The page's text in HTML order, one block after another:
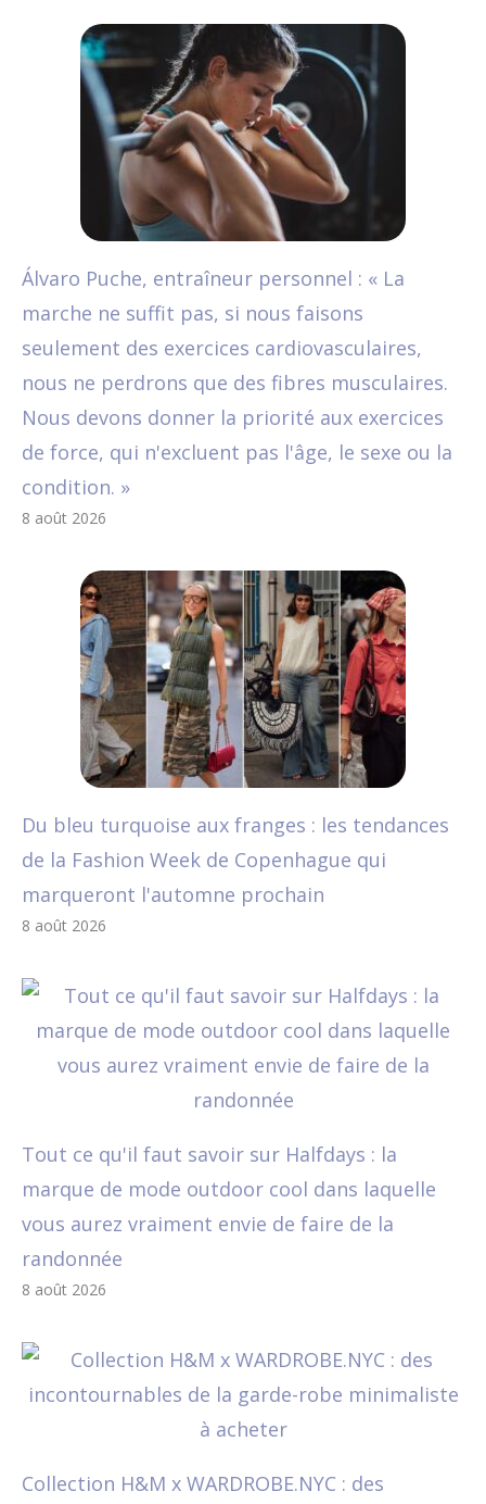
Álvaro Puche, entraîneur personnel : « La
marche ne suffit pas, si nous faisons
seulement des exercices cardiovasculaires,
nous ne perdrons que des fibres musculaires.
Nous devons donner la priorité aux exercices
de force, qui n'excluent pas l'âge, le sexe ou la
condition. »
8 août 2026
Du bleu turquoise aux franges : les tendances
de la Fashion Week de Copenhague qui
marqueront l'automne prochain
8 août 2026
Tout ce qu'il faut savoir sur Halfdays : la
marque de mode outdoor cool dans laquelle
vous aurez vraiment envie de faire de la
randonnée
8 août 2026
Collection H&M x WARDROBE.NYC : des